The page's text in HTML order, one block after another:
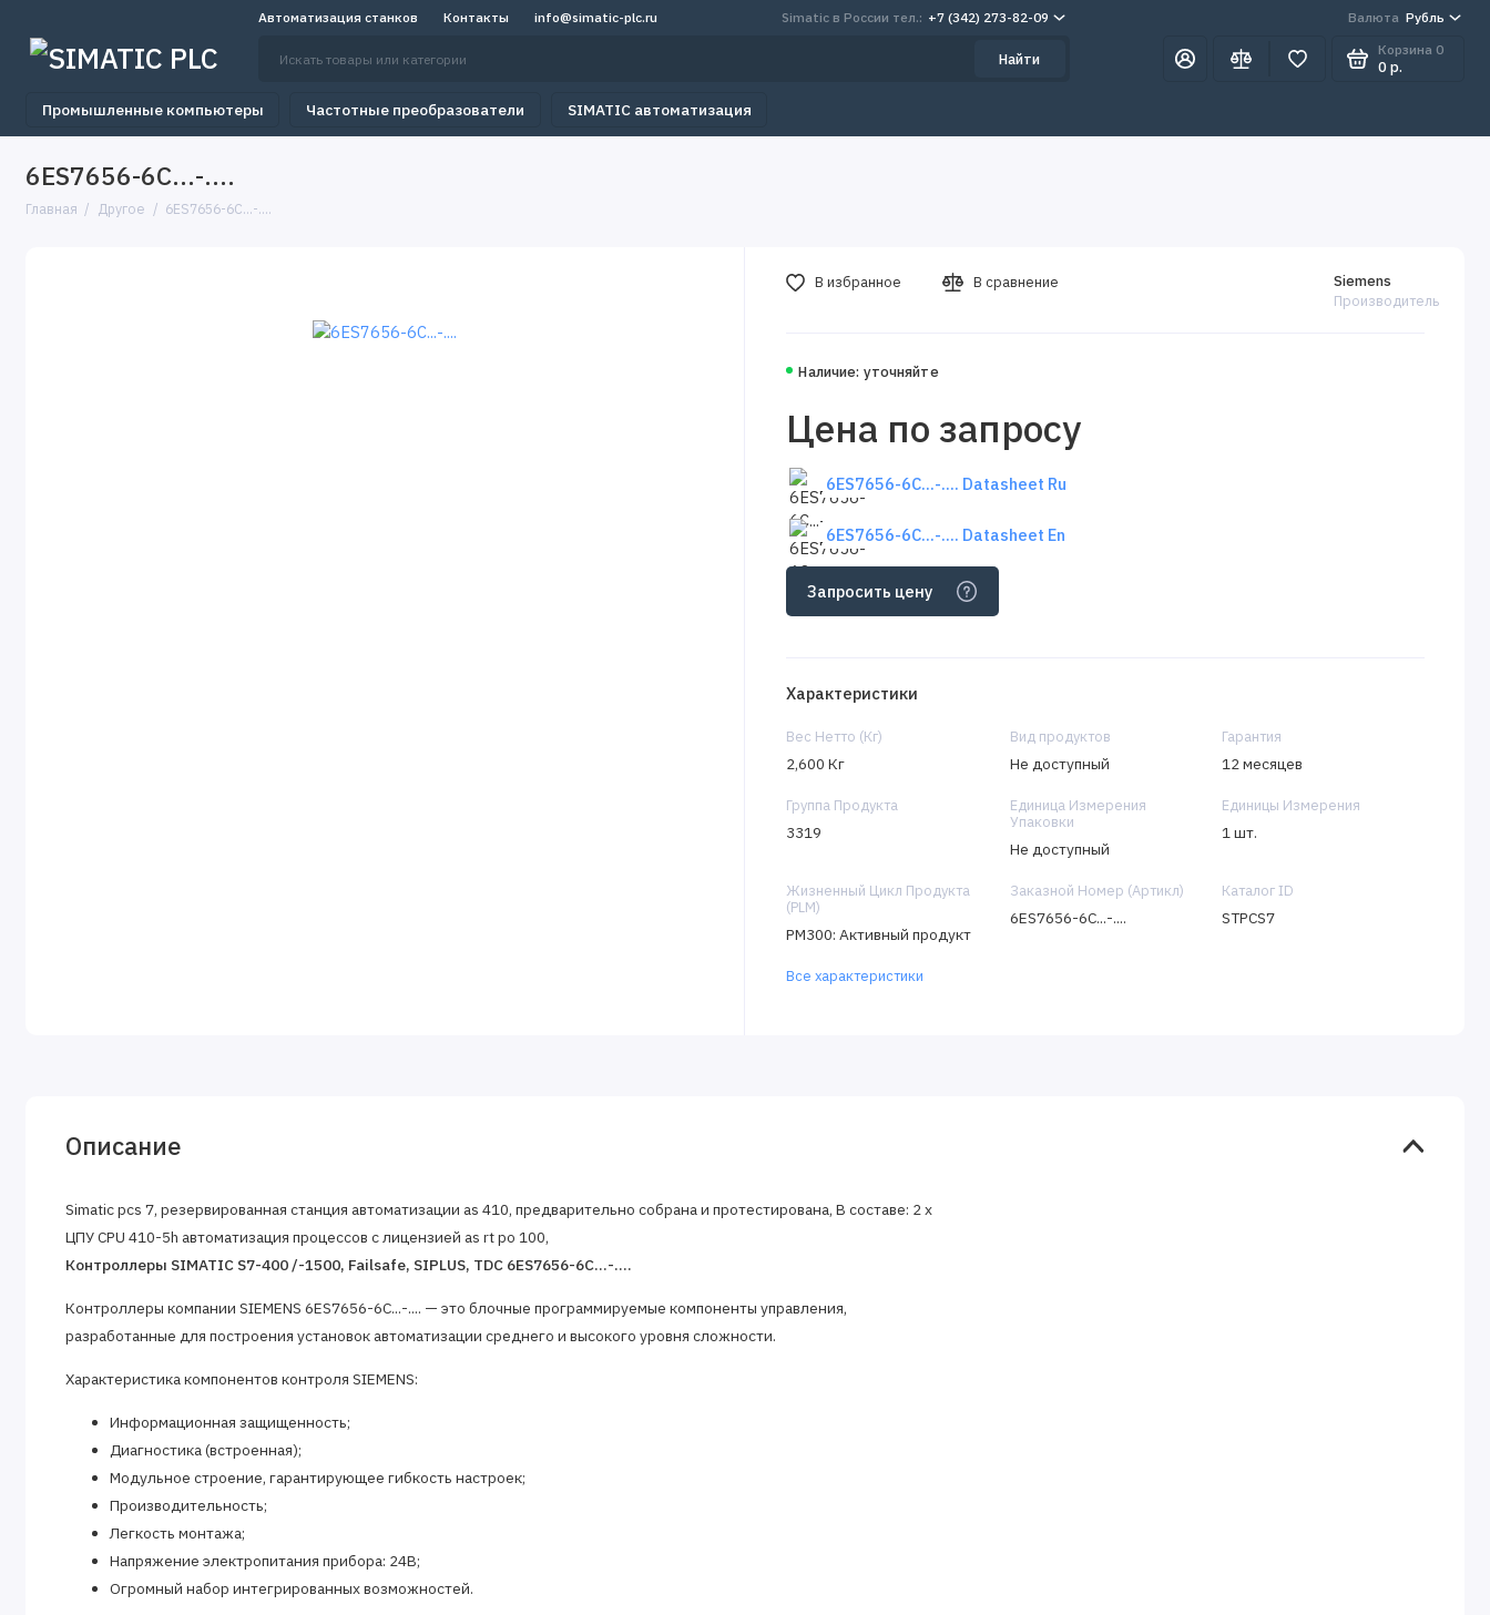
Автоматизация станков Контакты info@simatic-plc.ru Simatic в России тел.: +7 (342) 273-82-09 Валюта Рубль
Найти
Корзина 0
0 р.
Промышленные компьютеры Частотные преобразователи SIMATIC автоматизация
6ES7656-6C...-....
Главная Другое 6ES7656-6C...-....
Наличие: уточняйте
Siemens
Производитель
Цена по запросу
6ES7656-6C...-.... Datasheet Ru
6ES7656-6C...-.... Datasheet En
Запросить цену
В избранное В сравнение
Характеристики
Вес Нетто (Кг)
2,600 Кг
Вид продуктов
Не доступный
Гарантия
12 месяцев
Группа Продукта
3319
Единица Измерения
Упаковки
Не доступный
Единицы Измерения
1 шт.
Жизненный Цикл Продукта
(PLM)
PM300: Активный продукт
Заказной Номер (Артикл)
6ES7656-6C...-....
Каталог ID
STPCS7
Все характеристики
Описание
Simatic pcs 7, резервированная станция автоматизации as 410, предварительно собрана и протестирована, В составе: 2 x
ЦПУ CPU 410-5h автоматизация процессов с лицензией as rt po 100,
Контроллеры SIMATIC S7-400 /-1500, Failsafe, SIPLUS, TDC 6ES7656-6C...-....
Контроллеры компании SIEMENS 6ES7656-6C...-.... — это блочные программируемые компоненты управления,
разработанные для построения установок автоматизации среднего и высокого уровня сложности.
Характеристика компонентов контроля SIEMENS:
Информационная защищенность;
Диагностика (встроенная);
Модульное строение, гарантирующее гибкость настроек;
Производительность;
Легкость монтажа;
Напряжение электропитания прибора: 24В;
Огромный набор интегрированных возможностей.